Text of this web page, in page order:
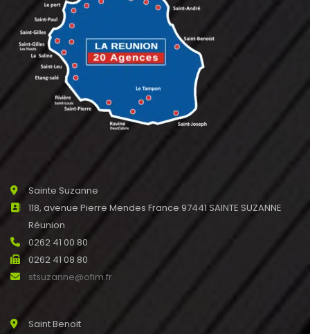
Sainte Suzanne
118, avenue Pierre Mendes France 97441 SAINTE SUZANNE
Réunion
0262 41 00 80
0262 41 08 80
stsuzanne@ofim.fr
Saint Benoit